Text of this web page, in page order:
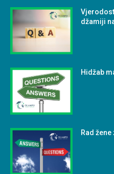
džamiji
Hidžab
Rad